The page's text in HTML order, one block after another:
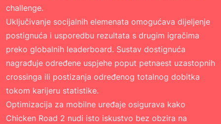
challenge.
Uključivanje socijalnih elemenata omogućava dijeljenje
postignuća i usporedbu rezultata s drugim igračima
preko globalnih leaderboard. Sustav dostignuća
nagrađuje određene uspjehe poput petnaest uzastopnih
crossinga ili postizanja određenog totalnog dobitka
tokom karijeru statistike.
Optimizacija za mobilne uređaje osigurava kako
Chicken Road 2 nudi isto iskustvo bez obzira na